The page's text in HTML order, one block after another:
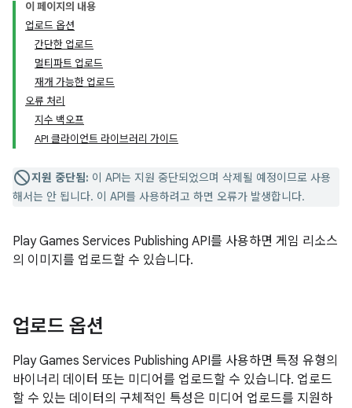
이 페이지의 내용
업로드 옵션
간단한 업로드
멀티파트 업로드
재개 가능한 업로드
오류 처리
지수 백오프
API 클라이언트 라이브러리 가이드
지원 중단됨: 이 API는 지원 중단되었으며 삭제될 예정이므로 사용
해서는 안 됩니다. 이 API를 사용하려고 하면 오류가 발생합니다.
Play Games Services Publishing API를 사용하면 게임 리소스
의 이미지를 업로드할 수 있습니다.
업로드 옵션
Play Games Services Publishing API를 사용하면 특정 유형의
바이너리 데이터 또는 미디어를 업로드할 수 있습니다. 업로드
할 수 있는 데이터의 구체적인 특성은 미디어 업로드를 지원하